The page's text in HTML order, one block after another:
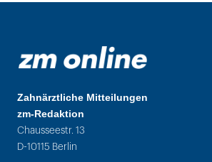
Zahnärztliche Mitteilungen
zm-Redaktion
Chausseestr. 13
D-10115 Berlin